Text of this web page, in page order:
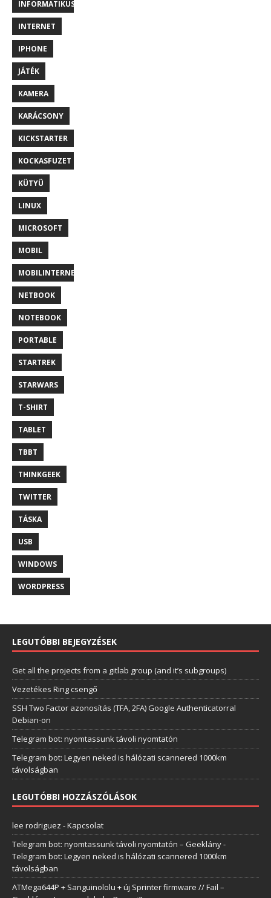
INFORMATIKUS
INTERNET
IPHONE
JÁTÉK
KAMERA
KARÁCSONY
KICKSTARTER
KOCKASFUZET
KÜTYÜ
LINUX
MICROSOFT
MOBIL
MOBILINTERNET
NETBOOK
NOTEBOOK
PORTABLE
STARTREK
STARWARS
T-SHIRT
TABLET
TBBT
THINKGEEK
TWITTER
TÁSKA
USB
WINDOWS
WORDPRESS
LEGUTÓBBI BEJEGYZÉSEK
Get all the projects from a gitlab group (and it’s subgroups)
Vezetékes Ring csengő
SSH Two Factor azonosítás (TFA, 2FA) Google Authenticatorral
Debian-on
Telegram bot: nyomtassunk távoli nyomtatón
Telegram bot: Legyen neked is hálózati scannered 1000km
távolságban
LEGUTÓBBI HOZZÁSZÓLÁSOK
lee rodriguez -Kapcsolat
Telegram bot: nyomtassunk távoli nyomtatón – Geeklány-
Telegram bot: Legyen neked is hálózati scannered 1000km
távolságban
ATMega644P + Sanguinololu + új Sprinter firmware // Fail –